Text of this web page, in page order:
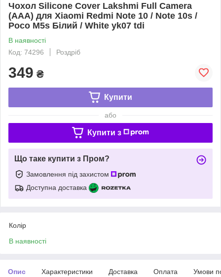
Чохол Silicone Cover Lakshmi Full Camera
(AAA) для Xiaomi Redmi Note 10 / Note 10s /
Poco M5s Білий / White yk07 tdi
В наявності
Код: 74296
Роздріб
349 ₴
Купити
або
Купити з
Що таке купити з Пром?
Замовлення під захистом
Доступна доставка
Колір
В наявності
Опис Характеристики Доставка Оплата Умови